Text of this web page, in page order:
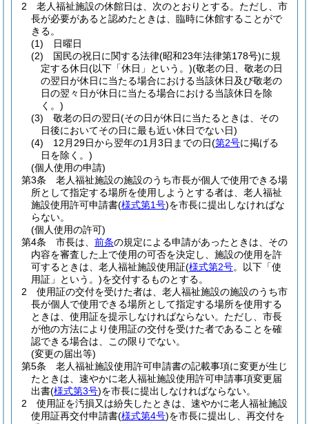
2
老人福祉施設の休館日は、次のとおりとする。 ただし、市
長が必要があると認めたときは、臨時に休館することがで
きる。
(1)
日曜日
(2)
国民の祝日に関する法律(昭和23年法律第178号)に規
定する休日(以下「休日」という。)(敬老の日、敬老の日
の翌日が休日に当たる場合における当該休日及び敬老の
日の翌々日が休日に当たる場合における当該休日を除
く。)
(3)
敬老の日の翌日(その日が休日に当たるときは、その
日後においてその日に最も近い休日でない日)
(4)
12月29日から翌年の1月3日までの日(第2号に掲げる
日を除く。)
(個人使用の申請)
第3条
老人福祉施設の施設のうち市長が個人で使用できる場
所として指定する場所を使用しようとする者は、老人福祉
施設使用許可申請書(様式第1号)を市長に提出しなければな
らない。
(個人使用の許可)
第4条
市長は、 前条の規定による申請があったときは、その
内容を審査した上で使用の可否を決定し、施設の使用を許
可するときは、老人福祉施設使用証(様式第2号。以下「使
用証」という。)を交付するものとする。
2
使用証の交付を受けた者は、老人福祉施設の施設のうち市
長が個人で使用できる場所として指定する場所を使用する
ときは、使用証を提示しなければならない。 ただし、市長
が他の方法により使用証の交付を受けた者であることを確
認できる場合は、この限りでない。
(変更の届出等)
第5条
老人福祉施設使用許可申請書の記載事項に変更が生じ
たときは、速やかに老人福祉施設使用許可申請事項変更届
出書(様式第3号)を市長に提出しなければならない。
2
使用証を汚損又は紛失したときは、速やかに老人福祉施設
使用証再交付申請書(様式第4号)を市長に提出し、再交付を